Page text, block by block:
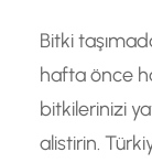
Bitki
hafta önce
bitkilerinizi
alistirin.